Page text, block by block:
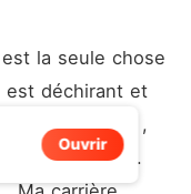
la seule chose
déchirant et
financière ,
la situation .
Ouvrir